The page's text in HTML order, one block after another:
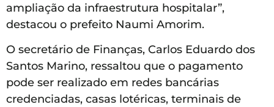
ampliação da infraestrutura hospitalar”,
destacou o prefeito Naumi Amorim.
O secretário de Finanças, Carlos Eduardo dos
Santos Marino, ressaltou que o pagamento
pode ser realizado em redes bancárias
credenciadas, casas lotéricas, terminais de